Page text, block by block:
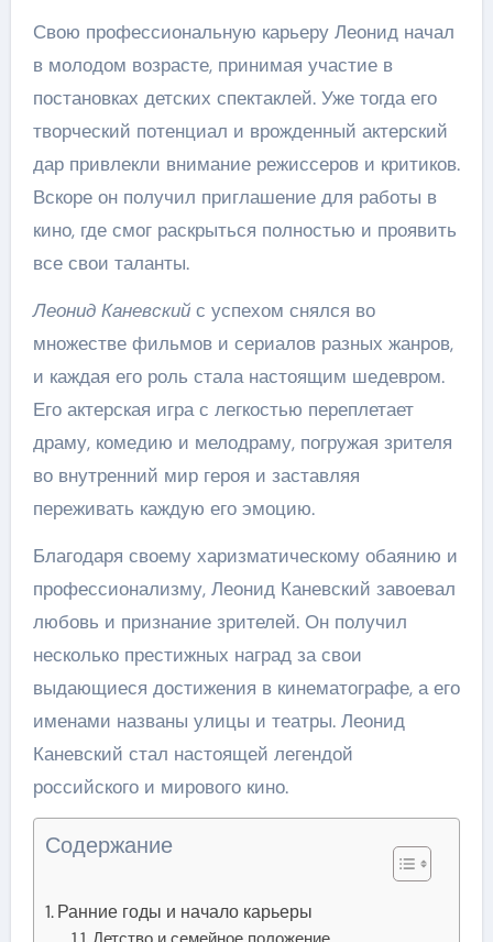
Свою профессиональную карьеру Леонид начал
в молодом возрасте, принимая участие в
постановках детских спектаклей. Уже тогда его
творческий потенциал и врожденный актерский
дар привлекли внимание режиссеров и критиков.
Вскоре он получил приглашение для работы в
кино, где смог раскрыться полностью и проявить
все свои таланты.
Леонид Каневскийс успехом снялся во
множестве фильмов и сериалов разных жанров,
и каждая его роль стала настоящим шедевром.
Его актерская игра с легкостью переплетает
драму, комедию и мелодраму, погружая зрителя
во внутренний мир героя и заставляя
переживать каждую его эмоцию.
Благодаря своему харизматическому обаянию и
профессионализму, Леонид Каневский завоевал
любовь и признание зрителей. Он получил
несколько престижных наград за свои
выдающиеся достижения в кинематографе, а его
именами названы улицы и театры. Леонид
Каневский стал настоящей легендой
российского и мирового кино.
Содержание
Ранние годы и начало карьеры